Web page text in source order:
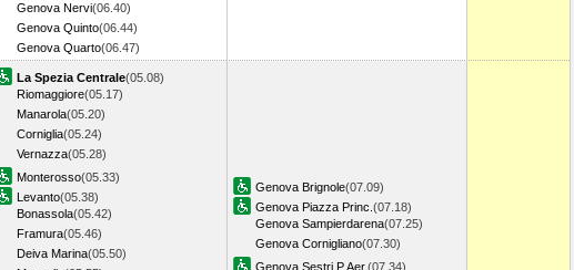
Genova Nervi(06.40)
Genova Quinto(06.44)
Genova Quarto(06.47)
La Spezia Centrale(05.08)
Riomaggiore(05.17)
Manarola(05.20)
Corniglia(05.24)
Vernazza(05.28)
Monterosso(05.33)
Levanto(05.38)
Bonassola(05.42)
Framura(05.46)
Deiva Marina(05.50)
Genova Brignole(07.09)
Genova Piazza Princ. (07.18)
Genova Sampierdarena(07.25)
Genova Cornigliano(07.30)
Genova Sestri P.Aer.(07.34)